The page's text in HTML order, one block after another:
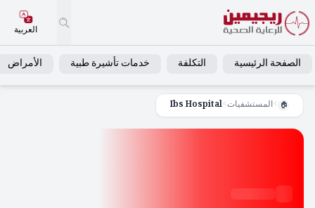
العربية
الصفحة الرئيسية التكلفة خدمات تأشيرة طبية الأمراض
🏠
>المستشفيات>
Ibs Hospital